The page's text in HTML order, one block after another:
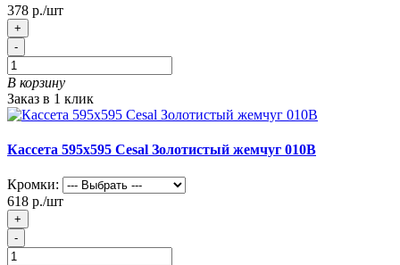
378 р./шт
+
-
В корзину
Заказ в 1 клик
Кассета 595х595 Cesal Золотистый жемчуг 010В
Кромки:
618 р./шт
+
-